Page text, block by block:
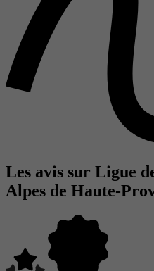
Les avis sur Ligue
Alpes de Haute-